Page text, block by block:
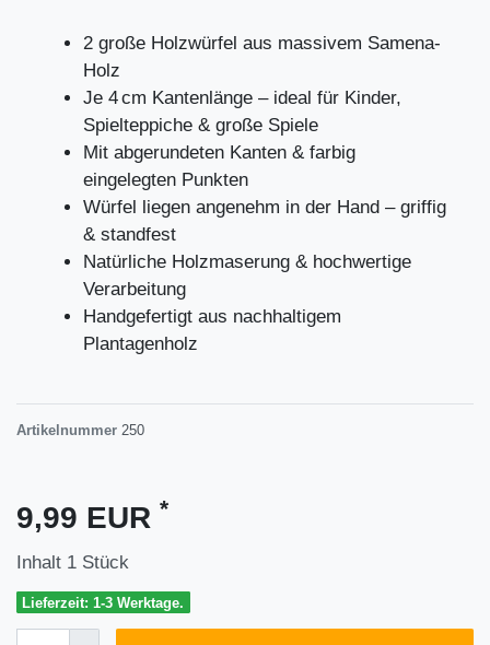
2 große Holzwürfel aus massivem Samena-
Holz
Je 4 cm Kantenlänge – ideal für Kinder,
Spielteppiche & große Spiele
Mit abgerundeten Kanten & farbig
eingelegten Punkten
Würfel liegen angenehm in der Hand – griffig
& standfest
Natürliche Holzmaserung & hochwertige
Verarbeitung
Handgefertigt aus nachhaltigem
Plantagenholz
Artikelnummer 250
9,99 EUR *
Inhalt 1 Stück
Lieferzeit: 1-3 Werktage.